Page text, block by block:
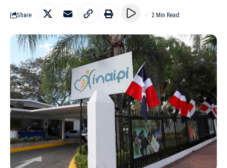
Share 2 Min Read